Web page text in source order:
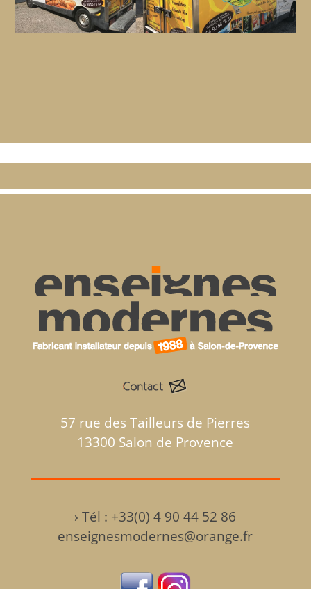
57 rue des Tailleurs de Pierres
13300 Salon de Provence
› Tél : +33(0) 4 90 44 52 86
enseignesmodernes@orange.fr